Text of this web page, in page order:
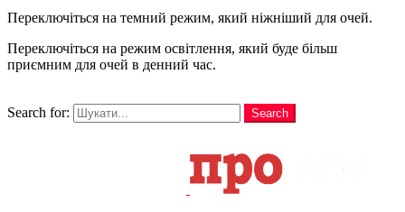
Переключіться на темний режим, який ніжніший для очей.
Переключіться на режим освітлення, який буде більш
приємним для очей в денний час.
Search for:
Search